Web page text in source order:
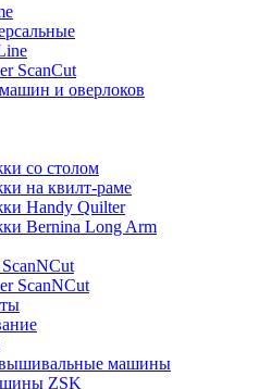
ScanCut
и оверлоков
со столом
на квилт-раме
Handy Quilter
Bernina Long Arm
ScanNCut
машины
ZSK